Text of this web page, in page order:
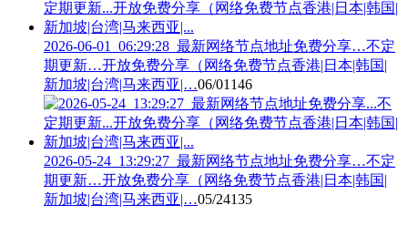
2026-06-01_06:29:28_最新网络节点地址免费分享…不定
期更新…开放免费分享（网络免费节点香港|日本|韩国|
新加坡|台湾|马来西亚|…06/01 146
2026-05-24_13:29:27_最新网络节点地址免费分享…不定
期更新…开放免费分享（网络免费节点香港|日本|韩国|
新加坡|台湾|马来西亚|…05/24135